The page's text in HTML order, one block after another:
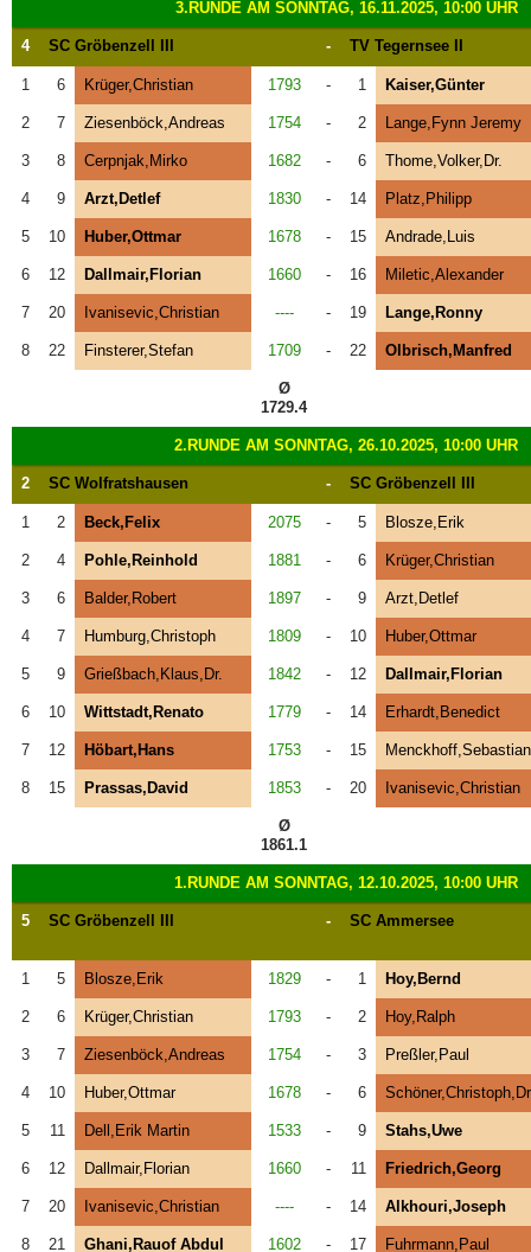
3.RUNDE AM SONNTAG, 16.11.2025, 10:00 UHR
4 SC Gröbenzell III - TV Tegernsee II
1 6 Krüger,Christian 1793 - 1 Kaiser,Günter
2 7 Ziesenböck,Andreas 1754 - 2 Lange,Fynn Jeremy
3 8 Cerpnjak,Mirko 1682 - 6 Thome,Volker,Dr.
4 9 Arzt,Detlef 1830 - 14 Platz,Philipp
5 10 Huber,Ottmar 1678 - 15 Andrade,Luis
6 12 Dallmair,Florian 1660 - 16 Miletic,Alexander
7 20 Ivanisevic,Christian ---- - 19 Lange,Ronny
8 22 Finsterer,Stefan 1709 - 22 Olbrisch,Manfred
Ø
1729.4
2.RUNDE AM SONNTAG, 26.10.2025, 10:00 UHR
2 SC Wolfratshausen - SC Gröbenzell III
1 2 Beck,Felix 2075 - 5 Blosze,Erik
2 4 Pohle,Reinhold 1881 - 6 Krüger,Christian
3 6 Balder,Robert 1897 - 9 Arzt,Detlef
4 7 Humburg,Christoph 1809 - 10 Huber,Ottmar
5 9 Grießbach,Klaus,Dr. 1842 - 12 Dallmair,Florian
6 10 Wittstadt,Renato 1779 - 14 Erhardt,Benedict
7 12 Höbart,Hans 1753 - 15 Menckhoff,Sebastian
8 15 Prassas,David 1853 - 20 Ivanisevic,Christian
Ø
1861.1
1.RUNDE AM SONNTAG, 12.10.2025, 10:00 UHR
5 SC Gröbenzell III - SC Ammersee
1 5 Blosze,Erik 1829 - 1 Hoy,Bernd
2 6 Krüger,Christian 1793 - 2 Hoy,Ralph
3 7 Ziesenböck,Andreas 1754 - 3 Preßler,Paul
4 10 Huber,Ottmar 1678 - 6
5 11 Dell,Erik Martin 1533 - 9 Stahs,Uwe
6 12 Dallmair,Florian 1660 - 11 Friedrich,Georg
7 20 Ivanisevic,Christian ---- - 14 Alkhouri,Joseph
8 21 Ghani,Rauof Abdul 1602 - 17 Fuhrmann,Paul